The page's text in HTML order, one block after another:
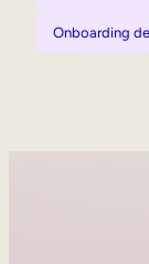
Onboarding